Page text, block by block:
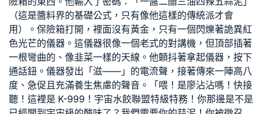
（這是醬料界的基礎公式，只有像他這樣的傳統派才會
用）。保險箱打開，裡面沒有黃金，只有一個閃爍著詭異紅
色光芒的儀器。這儀器很像一個老式的對講機，但頂部插著
一根彎曲的、像韭菜一樣的天線。他顫抖著拿起儀器，按下
通話鈕。儀器發出「滋——」的電流聲，接著傳來一陣高八
度、急促且充滿養生焦慮的聲音。「喂！是廖沾沾嗎！快接
聽！這裡是 K-999！宇宙水餃聯盟特級特務！你那邊是不是